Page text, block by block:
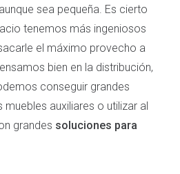
sea pequeña. Es cierto
tenemos más ingeniosos
el máximo provecho a
bien en la distribución,
conseguir grandes
auxiliares o utilizar al
grandes soluciones para